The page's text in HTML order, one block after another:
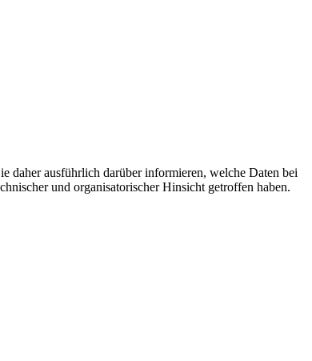
daher ausführlich darüber informieren, welche Daten bei
und organisatorischer Hinsicht getroffen haben.